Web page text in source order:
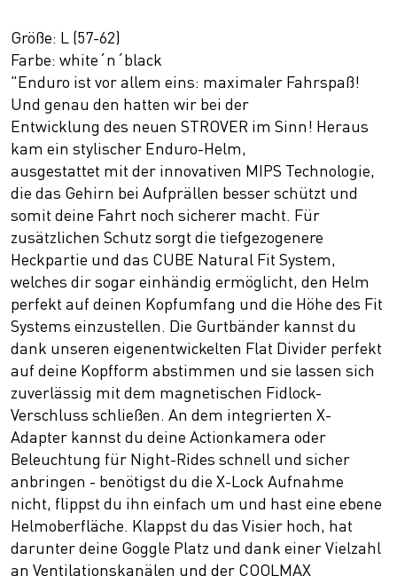
Größe: L (57-62)
Farbe: white´n´black
"Enduro ist vor allem eins: maximaler Fahrspaß!
Und genau den hatten wir bei der
Entwicklung des neuen STROVER im Sinn! Heraus
kam ein stylischer Enduro-Helm,
ausgestattet mit der innovativen MIPS Technologie,
die das Gehirn bei Aufprällen besser schützt und
somit deine Fahrt noch sicherer macht. Für
zusätzlichen Schutz sorgt die tiefgezogenere
Heckpartie und das CUBE Natural Fit System,
welches dir sogar einhändig ermöglicht, den Helm
perfekt auf deinen Kopfumfang und die Höhe des Fit
Systems einzustellen. Die Gurtbänder kannst du
dank unseren eigenentwickelten Flat Divider perfekt
auf deine Kopfform abstimmen und sie lassen sich
zuverlässig mit dem magnetischen Fidlock-
Verschluss schließen. An dem integrierten X-
Adapter kannst du deine Actionkamera oder
Beleuchtung für Night-Rides schnell und sicher
anbringen - benötigst du die X-Lock Aufnahme
nicht, flippst du ihn einfach um und hast eine ebene
Helmoberfläche. Klappst du das Visier hoch, hat
darunter deine Goggle Platz und dank einer Vielzahl
an Ventilationskanälen und der COOLMAX